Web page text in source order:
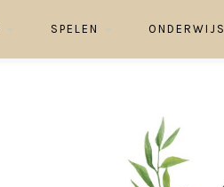
SPELEN ONDERWIJS